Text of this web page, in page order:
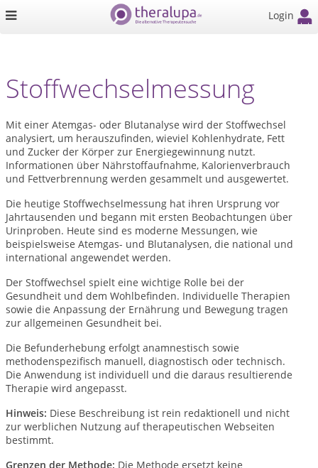
Login
Stoffwechselmessung
Mit einer Atemgas- oder Blutanalyse wird der Stoffwechsel
analysiert, um herauszufinden, wieviel Kohlenhydrate, Fett
und Zucker der Körper zur Energiegewinnung nutzt.
Informationen über Nährstoffaufnahme, Kalorienverbrauch
und Fettverbrennung werden gesammelt und ausgewertet.
Die heutige Stoffwechselmessung hat ihren Ursprung vor
Jahrtausenden und begann mit ersten Beobachtungen über
Urinproben. Heute sind es moderne Messungen, wie
beispielsweise Atemgas- und Blutanalysen, die national und
international angewendet werden.
Der Stoffwechsel spielt eine wichtige Rolle bei der
Gesundheit und dem Wohlbefinden. Individuelle Therapien
sowie die Anpassung der Ernährung und Bewegung tragen
zur allgemeinen Gesundheit bei.
Die Befunderhebung erfolgt anamnestisch sowie
methodenspezifisch manuell, diagnostisch oder technisch.
Die Anwendung ist individuell und die daraus resultierende
Therapie wird angepasst.
Hinweis: Diese Beschreibung ist rein redaktionell und nicht
zur werblichen Nutzung auf therapeutischen Webseiten
bestimmt.
Grenzen der Methode: Die Methode ersetzt keine